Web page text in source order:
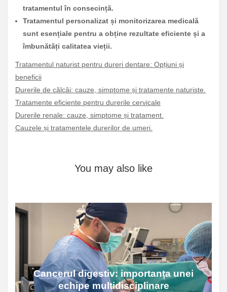
tratamentul în consecință.
Tratamentul personalizat și monitorizarea medicală
sunt esențiale pentru a obține rezultate eficiente și a
îmbunătăți calitatea vieții.
Tratamentul naturist pentru dureri dentare: Opțiuni și
beneficii
Durerile de călcâi: cauze, simptome și tratamente naturiste.
Tratamente eficiente pentru durerile cervicale
Durerile renale: cauze, simptome și tratament.
Cauzele și tratamentele durerilor de umeri.
You may also like
Cancerul digestiv: importanța unei
echipe multidisciplinare